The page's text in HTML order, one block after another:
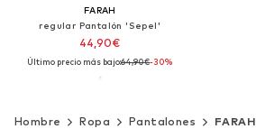
FARAH
regular Pantalón 'Sepel'
44,90€
Último precio más bajo:64,90€-30%
Hombre Ropa Pantalones FARAH